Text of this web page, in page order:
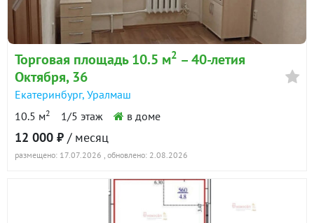
Торговая площадь 10.5 м2 – 40-летия
Октября, 36
Екатеринбург, Уралмаш
10.5 м2 1/5 этаж в доме
12 000 ₽ / месяц
размещено: 17.07.2026 , обновлено: 2.08.2026